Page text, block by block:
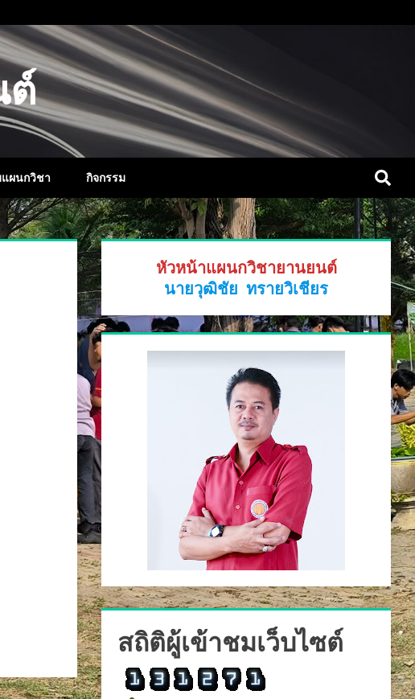
ต์
แผนกวิชา กิจกรรม
หัวหน้าแผนกวิชายานยนต์
นายวุฒิชัย ทรายวิเชียร
สถิติผู้เข้าชมเว็บไซต์